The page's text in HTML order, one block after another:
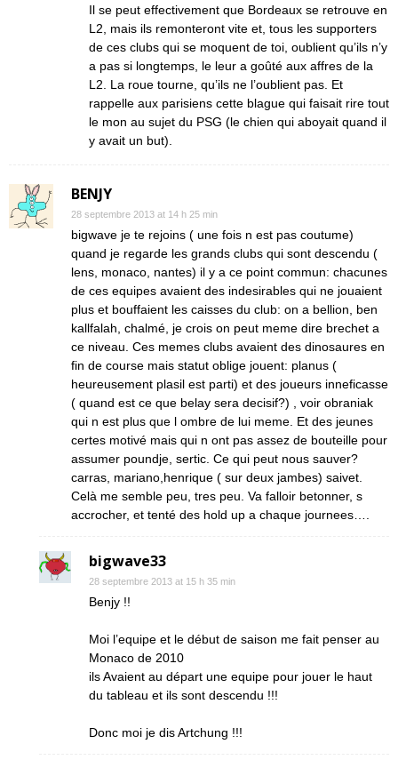
Il se peut effectivement que Bordeaux se retrouve en
L2, mais ils remonteront vite et, tous les supporters
de ces clubs qui se moquent de toi, oublient qu’ils n’y
a pas si longtemps, le leur a goûté aux affres de la
L2. La roue tourne, qu’ils ne l’oublient pas. Et
rappelle aux parisiens cette blague qui faisait rire tout
le mon au sujet du PSG (le chien qui aboyait quand il
y avait un but).
BENJY
28 septembre 2013 at 14 h 25 min
bigwave je te rejoins ( une fois n est pas coutume)
quand je regarde les grands clubs qui sont descendu (
lens, monaco, nantes) il y a ce point commun: chacunes
de ces equipes avaient des indesirables qui ne jouaient
plus et bouffaient les caisses du club: on a bellion, ben
kallfalah, chalmé, je crois on peut meme dire brechet a
ce niveau. Ces memes clubs avaient des dinosaures en
fin de course mais statut oblige jouent: planus (
heureusement plasil est parti) et des joueurs inneficasse
( quand est ce que belay sera decisif?) , voir obraniak
qui n est plus que l ombre de lui meme. Et des jeunes
certes motivé mais qui n ont pas assez de bouteille pour
assumer poundje, sertic. Ce qui peut nous sauver?
carras, mariano,henrique ( sur deux jambes) saivet.
Celà me semble peu, tres peu. Va falloir betonner, s
accrocher, et tenté des hold up a chaque journees….
bigwave33
28 septembre 2013 at 15 h 35 min
Benjy !!
Moi l’equipe et le début de saison me fait penser au
Monaco de 2010
ils Avaient au départ une equipe pour jouer le haut
du tableau et ils sont descendu !!!
Donc moi je dis Artchung !!!